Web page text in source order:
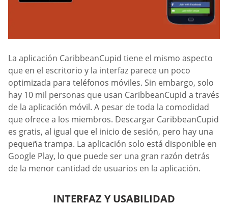
La aplicación CaribbeanCupid tiene el mismo aspecto
que en el escritorio y la interfaz parece un poco
optimizada para teléfonos móviles. Sin embargo, solo
hay 10 mil personas que usan CaribbeanCupid a través
de la aplicación móvil. A pesar de toda la comodidad
que ofrece a los miembros. Descargar CaribbeanCupid
es gratis, al igual que el inicio de sesión, pero hay una
pequeña trampa. La aplicación solo está disponible en
Google Play, lo que puede ser una gran razón detrás
de la menor cantidad de usuarios en la aplicación.
INTERFAZ Y USABILIDAD